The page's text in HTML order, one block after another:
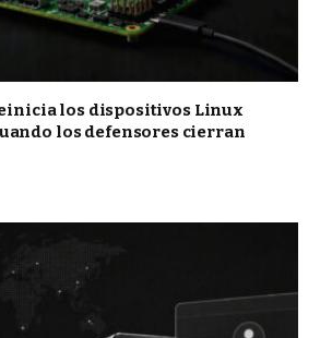
los dispositivos Linux
los defensores cierran